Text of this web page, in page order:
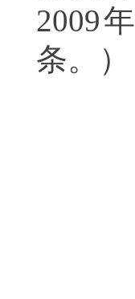
2009年
条。）